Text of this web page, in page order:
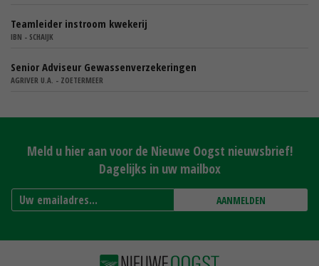
Teamleider instroom kwekerij
IBN - SCHAIJK
Senior Adviseur Gewassenverzekeringen
AGRIVER U.A. - ZOETERMEER
Meld u hier aan voor de Nieuwe Oogst nieuwsbrief!
Dagelijks in uw mailbox
AANMELDEN